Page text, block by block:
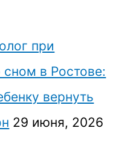
при
в Ростове:
вернуть
29 июня, 2026